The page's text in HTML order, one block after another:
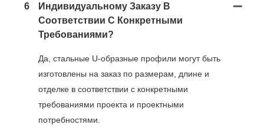
6
Индивидуальному Заказу В
Соответствии С Конкретными
Требованиями?
Да, стальные U-образные профили могут быть
изготовлены на заказ по размерам, длине и
отделке в соответствии с конкретными
требованиями проекта и проектными
потребностями.